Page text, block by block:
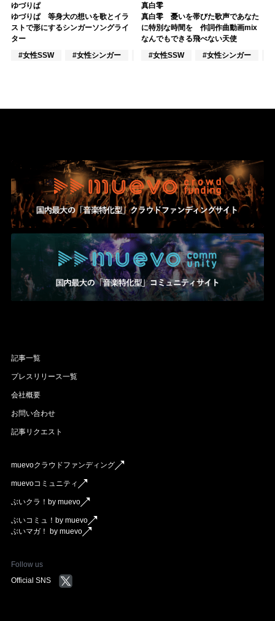
ゆづりぱ
ゆづりぱ 等身大の想いを歌とイラ
ストで形にするシンガーソングライ
ター
#女性SSW
#女性シンガー #インディーズ
真白零
真白零 憂いを帯びた歌声であなた
に特別な時間を 作詞作曲動画mix
なんでもできる飛べない天使
#女性SSW
#女性シンガー
記事一覧
プレスリリース一覧
会社概要
お問い合わせ
記事リクエスト
muevoクラウドファンディング
muevoコミュニティ
ぶいクラ！by muevo
ぶいコミュ！by muevo
ぶいマガ！ by muevo
Follow us
Official SNS